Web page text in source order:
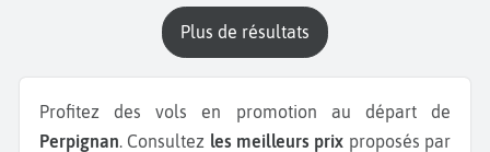
plus de résultats
Profitez des vols en promotion au départ de
Perpignan. Consultez les meilleurs prix proposés par